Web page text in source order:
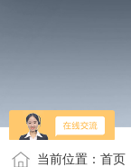
当前位置：首页